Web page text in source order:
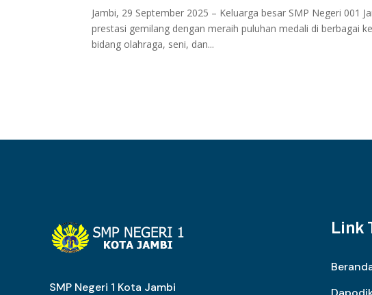
Jambi, 29 September 2025 – Keluarga besar SMP Negeri 001
prestasi gemilang dengan meraih puluhan medali di berbagai
bidang olahraga, seni, dan...
SMP Negeri 1 Kota Jambi
Link